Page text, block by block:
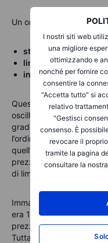
I nostri siti web
una migliore
ottimizzando e
nonché per fornire
consentire la
"Accetta tutto" si
relativo
"Gestisci
consenso. È
revocare il
tramite la pagina
consultare la nostra
Un ordine stop limit
stop
= 1,25
limite
= 1,26
intervallo di tempo=
Questo significa che
oscilla tra 1,25 e 1,26
grado di controllo è
l’ordine viene eseguito
quell’intervallo. In
prezzo dovesse
di limite, l’ordine rimane
Immagina di aver
era 1,29. Quando il
prezzo passa a 1,22. Al
Tuttavia, poiché 1,22